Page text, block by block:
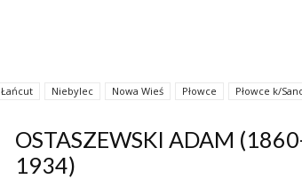
Łańcut Niebylec Nowa Wieś Płowce Płowce k/
OSTASZEWSKI ADAM
1934)